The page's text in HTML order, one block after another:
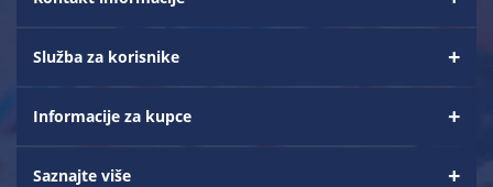
Služba za korisnike
Informacije za kupce
Saznajte više